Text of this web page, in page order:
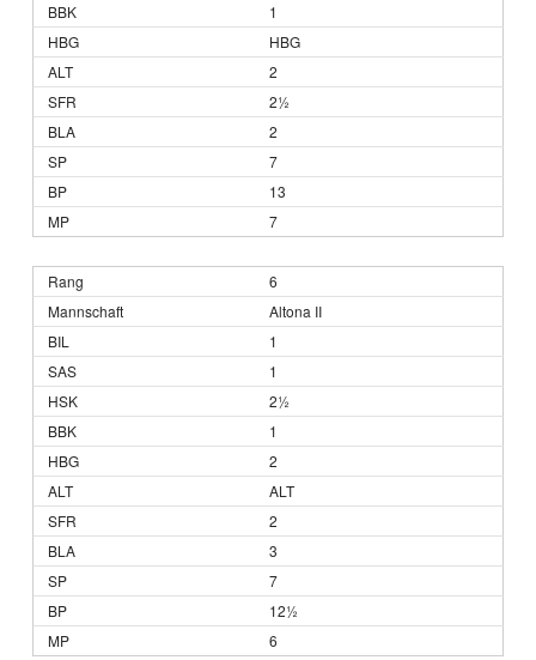
1
HBG
2
2½
2
7
13
7
6
Altona II
1
1
2½
1
2
ALT
2
3
7
12½
6